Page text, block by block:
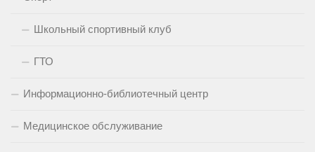
Школьный спортивный клуб
ГТО
Информационно-библиотечный центр
Медицинское обслуживание